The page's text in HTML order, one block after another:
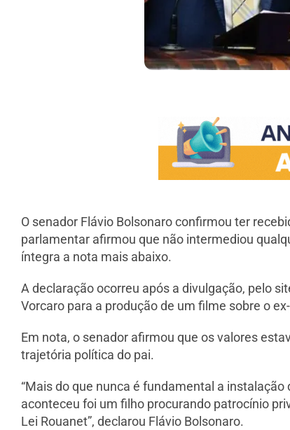
O senador Flávio Bolsonaro confirmou ter
parlamentar afirmou que não intermediou
íntegra a nota mais abaixo.
A declaração ocorreu após a divulgação, pelo
Vorcaro para a produção de um filme sobre o
Em nota, o senador afirmou que os valores
trajetória política do pai.
“Mais do que nunca é fundamental a
aconteceu foi um filho procurando patrocínio
Lei Rouanet”, declarou Flávio Bolsonaro.